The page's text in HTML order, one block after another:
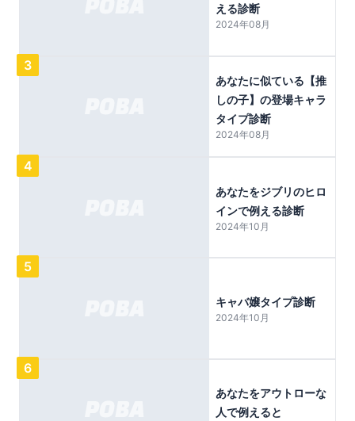
える診断
2024年08月
3
あなたに似ている【推
しの子】の登場キャラ
タイプ診断
2024年08月
4
あなたをジブリのヒロ
インで例える診断
2024年10月
5
キャバ嬢タイプ診断
2024年10月
6
あなたをアウトローな
人で例えると